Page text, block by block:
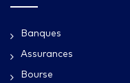
Banques
Assurances
Bourse